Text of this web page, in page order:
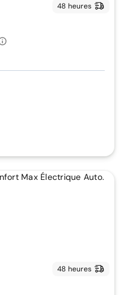
48 heures
48 heures